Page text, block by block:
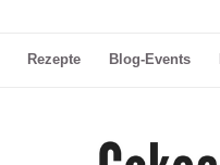
Rezepte Blog-Events